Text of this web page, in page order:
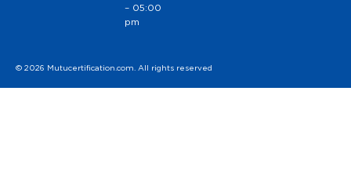
– 05:00
pm
© 2026 Mutucertification.com. All rights reserved